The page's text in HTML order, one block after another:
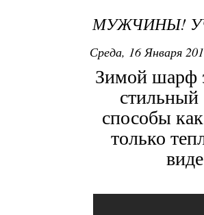
МУЖЧИНЫ!
Среда, 16 Января
Зимой шарф
стильный
способы
только